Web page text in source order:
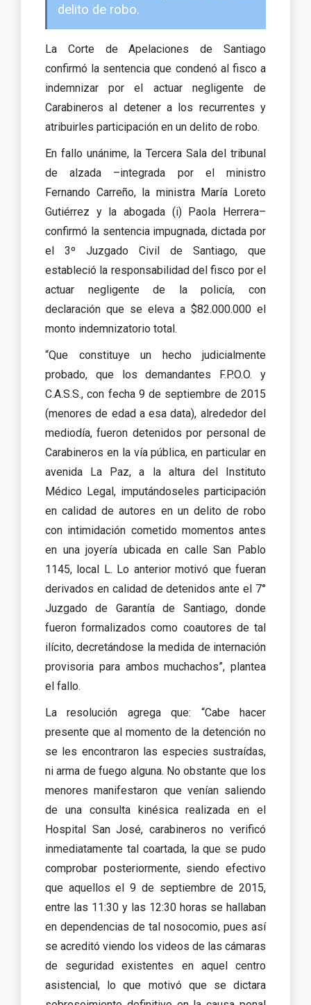
delito de robo.
La Corte de Apelaciones de Santiago
confirmó la sentencia que condenó al fisco a
indemnizar por el actuar negligente de
Carabineros al detener a los recurrentes y
atribuirles participación en un delito de robo.
En fallo unánime, la Tercera Sala del tribunal
de alzada –integrada por el ministro
Fernando Carreño, la ministra María Loreto
Gutiérrez y la abogada (i) Paola Herrera–
confirmó la sentencia impugnada, dictada por
el 3º Juzgado Civil de Santiago, que
estableció la responsabilidad del fisco por el
actuar negligente de la policía, con
declaración que se eleva a $82.000.000 el
monto indemnizatorio total.
“Que constituye un hecho judicialmente
probado, que los demandantes F.P.O.O. y
C.A.S.S., con fecha 9 de septiembre de 2015
(menores de edad a esa data), alrededor del
mediodía, fueron detenidos por personal de
Carabineros en la vía pública, en particular en
avenida La Paz, a la altura del Instituto
Médico Legal, imputándoseles participación
en calidad de autores en un delito de robo
con intimidación cometido momentos antes
en una joyería ubicada en calle San Pablo
1145, local L. Lo anterior motivó que fueran
derivados en calidad de detenidos ante el 7°
Juzgado de Garantía de Santiago, donde
fueron formalizados como coautores de tal
ilícito, decretándose la medida de internación
provisoria para ambos muchachos”, plantea
el fallo.
La resolución agrega que: “Cabe hacer
presente que al momento de la detención no
se les encontraron las especies sustraídas,
ni arma de fuego alguna. No obstante que los
menores manifestaron que venían saliendo
de una consulta kinésica realizada en el
Hospital San José, carabineros no verificó
inmediatamente tal coartada, la que se pudo
comprobar posteriormente, siendo efectivo
que aquellos el 9 de septiembre de 2015,
entre las 11:30 y las 12:30 horas se hallaban
en dependencias de tal nosocomio, pues así
se acreditó viendo los videos de las cámaras
de seguridad existentes en aquel centro
asistencial, lo que motivó que se dictara